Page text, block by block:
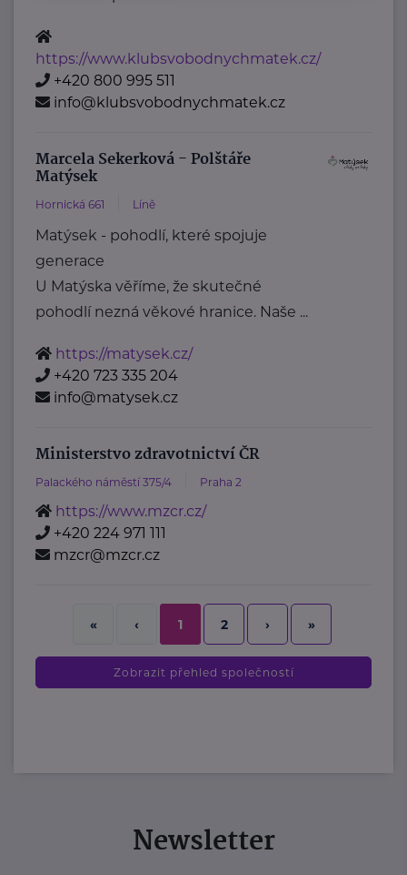
https://www.klubsvobodnychmatek.cz/
+420 800 995 511
info@klubsvobodnychmatek.cz
Marcela Sekerková - Polštáře
Matýsek
Hornická 661 Líně
Matýsek - pohodlí, které spojuje
generace
U Matýska věříme, že skutečné
pohodlí nezná věkové hranice. Naše ...
https://matysek.cz/
+420 723 335 204
info@matysek.cz
Ministerstvo zdravotnictví ČR
Palackého náměstí 375/4 Praha 2
https://www.mzcr.cz/
+420 224 971 111
mzcr@mzcr.cz
« ‹ 1 2 › »
Zobrazit přehled společností
Newsletter